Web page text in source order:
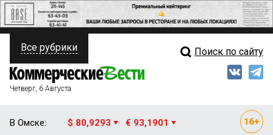
ПОЛИТИКА
ФИНАНСЫ
Свежий выпуск
Все рубрики Поиск по сайту
Четверг, 6 Августа
В Омске: $ 80,9293 € 93,1901